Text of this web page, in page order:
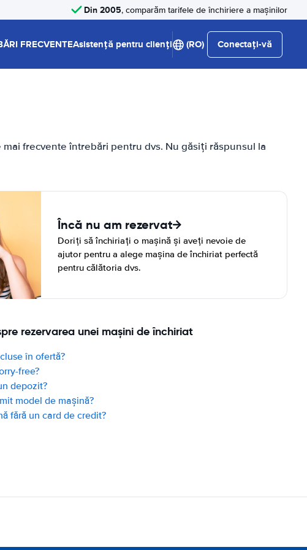
Din 2005, comparăm tarifele de închiriere a mașinilor
FRECVENTEAsistență pentru clienți (RO) Conectați-vă
frecvente întrebări pentru dvs. Nu găsiți răspunsul la
Încă nu am rezervat
Doriți să închiriați o mașină și aveți nevoie de
ajutor pentru a alege mașina de închiriat perfectă
pentru călătoria dvs.
rezervarea unei mașini de închiriat
în ofertă?
free?
depozit?
model de mașină?
fără un card de credit?